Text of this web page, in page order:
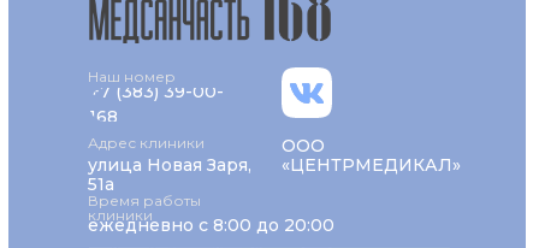
+7 (383) 39-00-
168
Наш номер
ежедневно с 8:00 до 20:00
Время работы
клиники
Адрес клиники
улица Новая Заря,
51а
ООО
«ЦЕНТРМЕДИКАЛ»